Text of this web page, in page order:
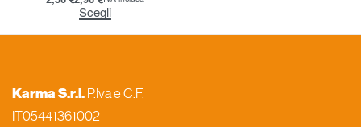
Scegli
Karma S.r.l. P.Iva e C.F.
IT05441361002